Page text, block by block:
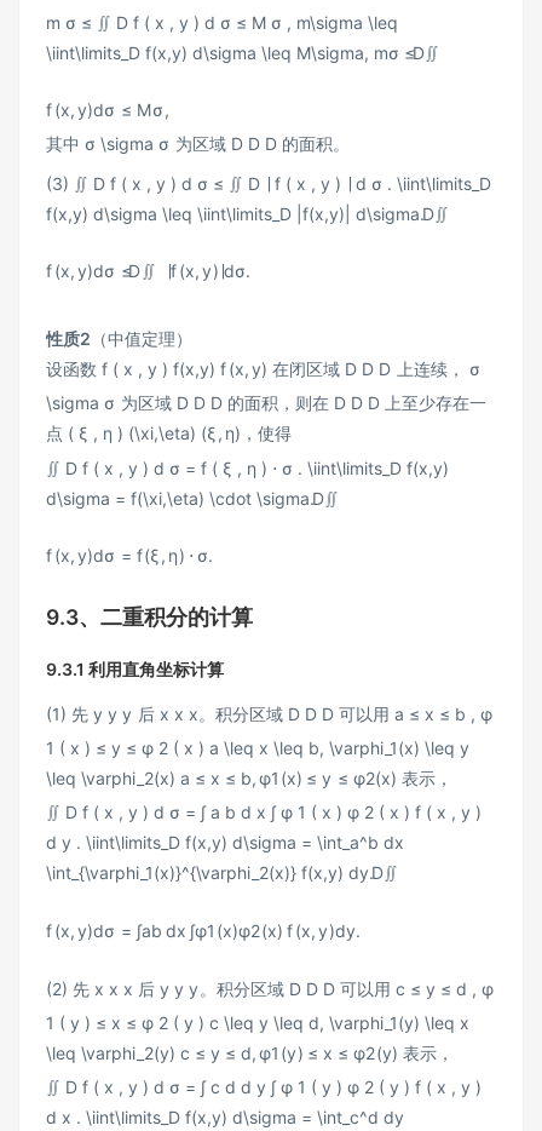
m σ ≤ ∬ D f ( x , y ) d σ ≤ M σ , m\sigma \leq
\iint\limits_D f(x,y) d\sigma \leq M\sigma, mσ ≤D∬
f(x,y)dσ ≤ Mσ,
其中 σ \sigma σ 为区域 D D D的面积。
(3) ∬ D f ( x , y ) d σ ≤ ∬ D ∣ f ( x , y ) ∣ d σ . \iint\limits_D
f(x,y) d\sigma \leq \iint\limits_D |f(x,y)| d\sigma.D∬
f(x,y)dσ ≤D ∬ ∣f(x,y) dσ.
性质2 （中值定理）
设函数 f ( x , y ) f(x,y) f(x,y) 在闭区域 D D D 上连续， σ
\sigma σ 为区域 D D D的面积，则在 D D D 上至少存在一
点 ( ξ , η ) (\xi,\eta) (ξ, η) ，使得
∬ D f ( x , y ) d σ = f ( ξ , η ) ⋅ σ . \iint\limits_D f(x,y)
d\sigma = f(\xi,\eta) \cdot \sigma.D∬
f(x,y)dσ = f(ξ, η) ⋅ σ.
9.3、二重积分的计算
9.3.1 利用直角坐标计算
(1) 先 y y y 后 x x x。积分区域 D D D可以用 a ≤ x ≤ b , φ
1 ( x ) ≤ y ≤ φ 2 ( x ) a \leq x \leq b, \varphi_1(x) \leq y
\leq \varphi_2(x) a ≤ x ≤ b,φ1 (x) ≤ y ≤ φ2(x) 表示，
∬ D f ( x , y ) d σ = ∫ a b d x ∫ φ 1 ( x ) φ 2 ( x ) f ( x , y )
d y . \iint\limits_D f(x,y) d\sigma = \int_a^b dx
\int_{\varphi_1(x)}^{\varphi_2(x)} f(x,y) dy.D∬
f(x,y)dσ = ∫ab dx ∫φ1 (x)φ2(x) f(x,y)dy.
(2) 先 x x x 后 y y y 。积分区域 D D D可以用 c ≤ y ≤ d , φ
1 ( y ) ≤ x ≤ φ 2 ( y ) c \leq y \leq d, \varphi_1(y) \leq x
\leq \varphi_2(y) c ≤ y ≤ d,φ1 (y) ≤ x ≤ φ2(y) 表示，
∬ D f ( x , y ) d σ = ∫ c d d y ∫ φ 1 ( y ) φ 2 ( y ) f ( x , y )
d x . \iint\limits_D f(x,y) d\sigma = \int_c^d dy